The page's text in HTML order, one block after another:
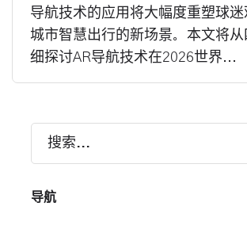
导航技术的应用将大幅度重塑球迷
城市智慧出行的新场景。本文将
细探讨AR导航技术在2026世界...
搜索...
导航